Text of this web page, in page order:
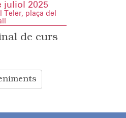
juliol 2025
Teler, plaça del
de curs